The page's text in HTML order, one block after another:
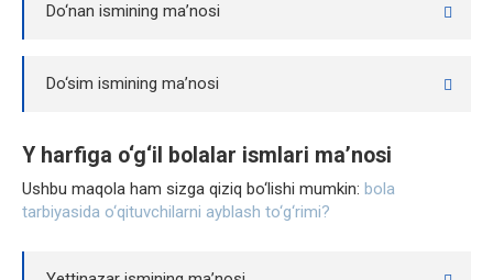
Do‘nan ismining ma’nosi
Do‘sim ismining ma’nosi
Y harfiga o‘g‘il bolalar ismlari ma’nosi
Ushbu maqola ham sizga qiziq bo‘lishi mumkin: bola
tarbiyasida o‘qituvchilarni ayblash to‘g‘rimi?